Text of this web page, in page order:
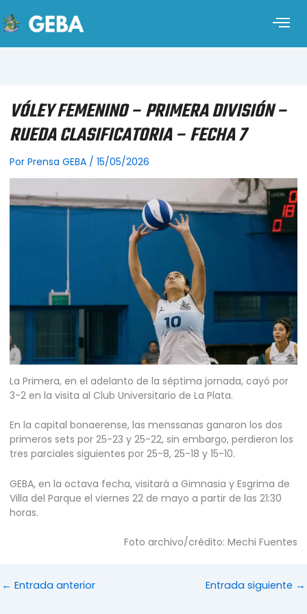
VÓLEY FEMENINO – PRIMERA DIVISIÓN –
RUEDA CLASIFICATORIA – FECHA 7
Por Prensa GEBA / 15/05/2026
La Primera, en el adelanto de la séptima jornada, cayó por
3-2 en la visita al Club Universitario de La Plata.
En la capital bonaerense, las menssanas ganaron los dos
primeros sets por 25-23 y 25-22, sin embargo, perdieron los
tres parciales siguientes por 25-8, 25-18 y 15-10.
GEBA, en la octava fecha, visitará a Gimnasia y Esgrima de
Villa del Parque el viernes 22 de mayo a partir de las 21:30
horas.
Foto archivo/crédito: Mechi Fuentes
← Entrada anterior Entrada siguiente →